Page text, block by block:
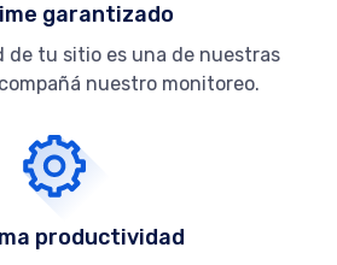
garantizado
de tu sitio es una de nuestras
nuestro monitoreo.
productividad